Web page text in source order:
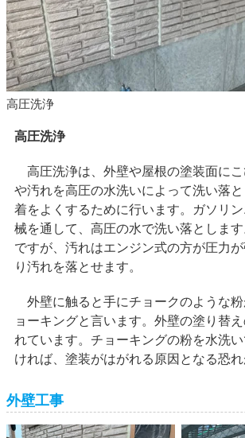
高圧洗浄
高圧洗浄
高圧洗浄は、外壁や屋根の塗装面に
や汚れを高圧の水洗いによって洗い落
着をよくするために行います。ガソリ
械を通して、高圧の水で洗い落としま
ですが、汚れはエンジン式の方が圧力
り汚れを落とせます。
外壁に触ると手にチョークのような
ョーキングと言います。外壁の塗り替
れています。チョーキングの粉を水洗
ければ、塗装がはがれる原因となる恐れ
外壁工事